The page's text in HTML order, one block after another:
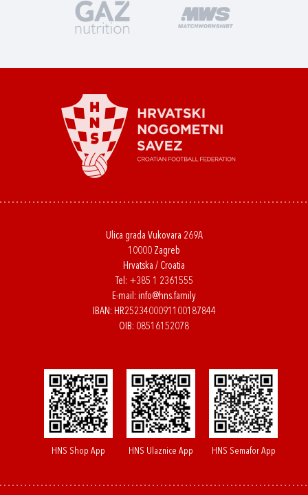
Ulica grada Vukovara 269A
10000 Zagreb
Hrvatska / Croatia
Tel: +385 1 2361555
E-mail: info@hns.family
IBAN: HR2523400091100187844
OIB: 08516152078
HNS Shop App HNS Ulaznice App HNS Semafor App